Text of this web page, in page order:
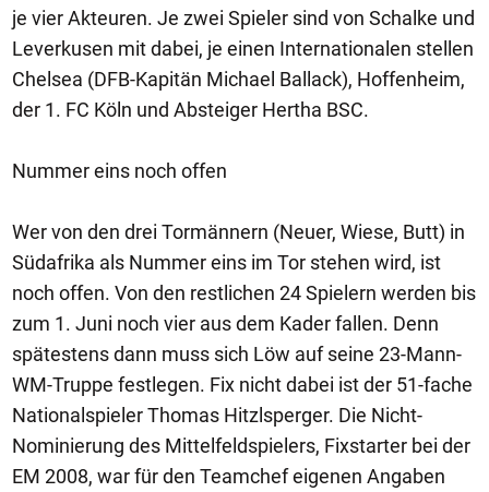
je vier Akteuren. Je zwei Spieler sind von Schalke und
Leverkusen mit dabei, je einen Internationalen stellen
Chelsea (DFB-Kapitän Michael Ballack), Hoffenheim,
der 1. FC Köln und Absteiger Hertha BSC.
Nummer eins noch offen
Wer von den drei Tormännern (Neuer, Wiese, Butt) in
Südafrika als Nummer eins im Tor stehen wird, ist
noch offen. Von den restlichen 24 Spielern werden bis
zum 1. Juni noch vier aus dem Kader fallen. Denn
spätestens dann muss sich Löw auf seine 23-Mann-
WM-Truppe festlegen. Fix nicht dabei ist der 51-fache
Nationalspieler Thomas Hitzlsperger. Die Nicht-
Nominierung des Mittelfeldspielers, Fixstarter bei der
EM 2008, war für den Teamchef eigenen Angaben